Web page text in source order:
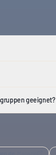
geeignet?